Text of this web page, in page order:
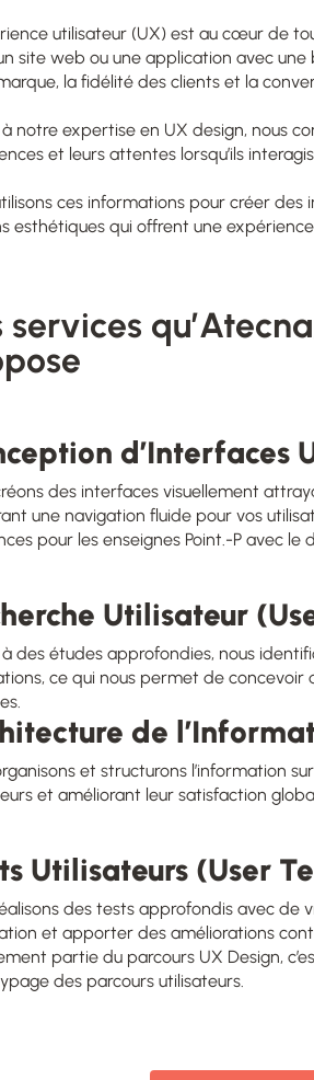
utilisateur (UX) est au cœur de
site web ou une application avec
la fidélité des clients et la
notre expertise en UX design, nous
et leurs attentes lorsqu’ils
ces informations pour créer
esthétiques qui offrent une
services
d’Interfaces
des interfaces visuellement
une navigation fluide pour vos
pour les enseignes Point.-P avec
Utilisateur
des études approfondies, nous
ce qui nous permet de
de
et structurons l’information
et améliorant leur satisfaction
Utilisateurs (User
des tests approfondis avec de
et apporter des améliorations
partie du parcours UX Design,
des parcours utilisateurs.